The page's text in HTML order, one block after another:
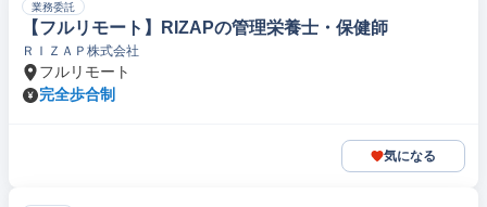
業務委託
【フルリモート】RIZAPの管理栄養士・保健師
ＲＩＺＡＰ株式会社
フルリモート
完全歩合制
気になる